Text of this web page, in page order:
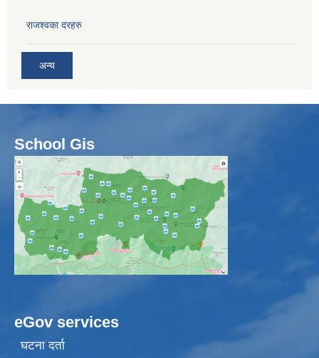
राजश्वका दरहरु
अन्य
School Gis
eGov services
घटना दर्ता